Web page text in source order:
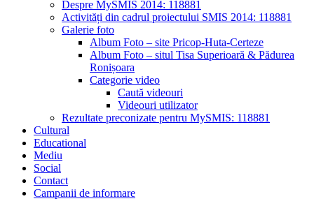
Despre MySMIS 2014: 118881
Activități din cadrul proiectului SMIS 2014: 118881
Galerie foto
Album Foto – site Pricop-Huta-Certeze
Album Foto – situl Tisa Superioară & Pădurea
Ronișoara
Categorie video
Caută videouri
Videouri utilizator
Rezultate preconizate pentru MySMIS: 118881
Cultural
Educational
Mediu
Social
Contact
Campanii de informare